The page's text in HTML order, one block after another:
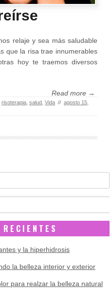
relaje y sea más saludable
que la risa trae innumerables
hoy te traemos diversos
Read more →
risoterapia salud Vida // agosto 15,
y la hiperhidrosis
la belleza interior y exterior
para realzar la belleza natural